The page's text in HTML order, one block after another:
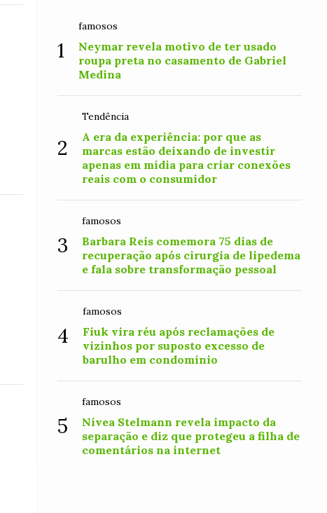
1
famosos
Neymar revela motivo de ter usado
roupa preta no casamento de Gabriel
Medina
2
Tendência
A era da experiência: por que as
marcas estão deixando de investir
apenas em mídia para criar conexões
reais com o consumidor
3
famosos
Barbara Reis comemora 75 dias de
recuperação após cirurgia de lipedema
e fala sobre transformação pessoal
4
famosos
Fiuk vira réu após reclamações de
vizinhos por suposto excesso de
barulho em condomínio
5
famosos
Nívea Stelmann revela impacto da
separação e diz que protegeu a filha de
comentários na internet